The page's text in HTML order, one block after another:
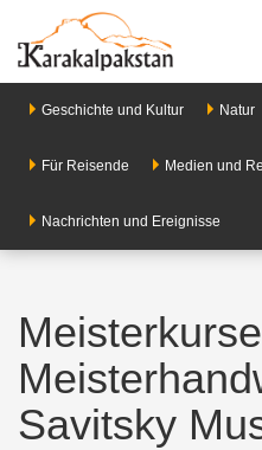
Geschichte und Kultur Natur
Für Reisende Medien und
Nachrichten und Ereignisse
Savitsky